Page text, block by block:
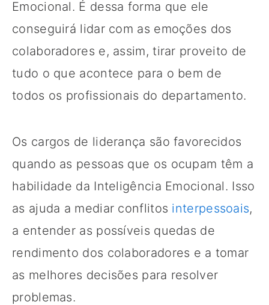
Emocional. É dessa forma que ele
conseguirá lidar com as emoções dos
colaboradores e, assim, tirar proveito de
tudo o que acontece para o bem de
todos os profissionais do departamento.
Os cargos de liderança são favorecidos
quando as pessoas que os ocupam têm a
habilidade da Inteligência Emocional. Isso
as ajuda a mediar conflitos interpessoais,
a entender as possíveis quedas de
rendimento dos colaboradores e a tomar
as melhores decisões para resolver
problemas.